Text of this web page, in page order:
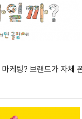
케팅? 브랜드가 자체